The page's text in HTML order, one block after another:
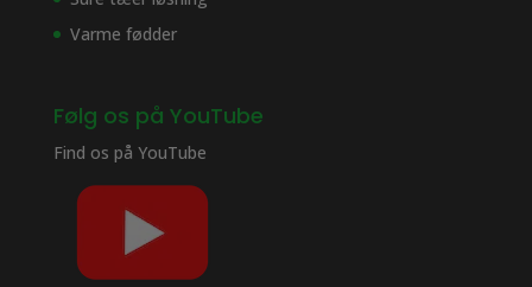
Varme fødder
Følg os på YouTube
Find os på YouTube